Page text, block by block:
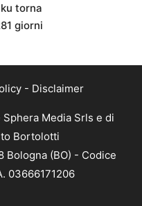
torna
giorni
- Disclaimer
Media Srls e di
Bortolotti
Bologna (BO) - Codice
03666171206